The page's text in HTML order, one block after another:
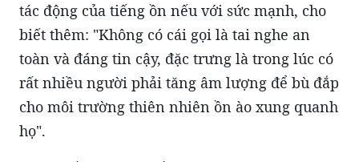
tác động của tiếng ồn nếu với sức mạnh, cho
biết thêm: "Không có cái gọi là tai nghe an
toàn và đáng tin cậy, đặc trưng là trong lúc có
rất nhiều người phải tăng âm lượng để bù đắp
cho môi trường thiên nhiên ồn ào xung quanh
họ".